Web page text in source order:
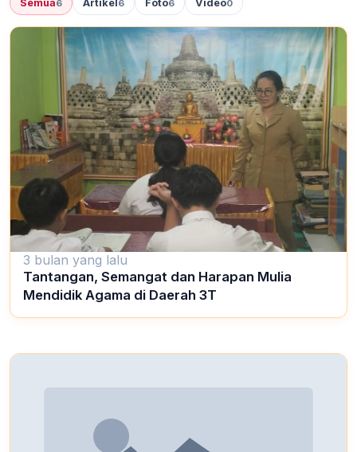
Semua6 Artikel6 Foto6 Video0
3 bulan yang lalu
Tantangan, Semangat dan Harapan Mulia
Mendidik Agama di Daerah 3T